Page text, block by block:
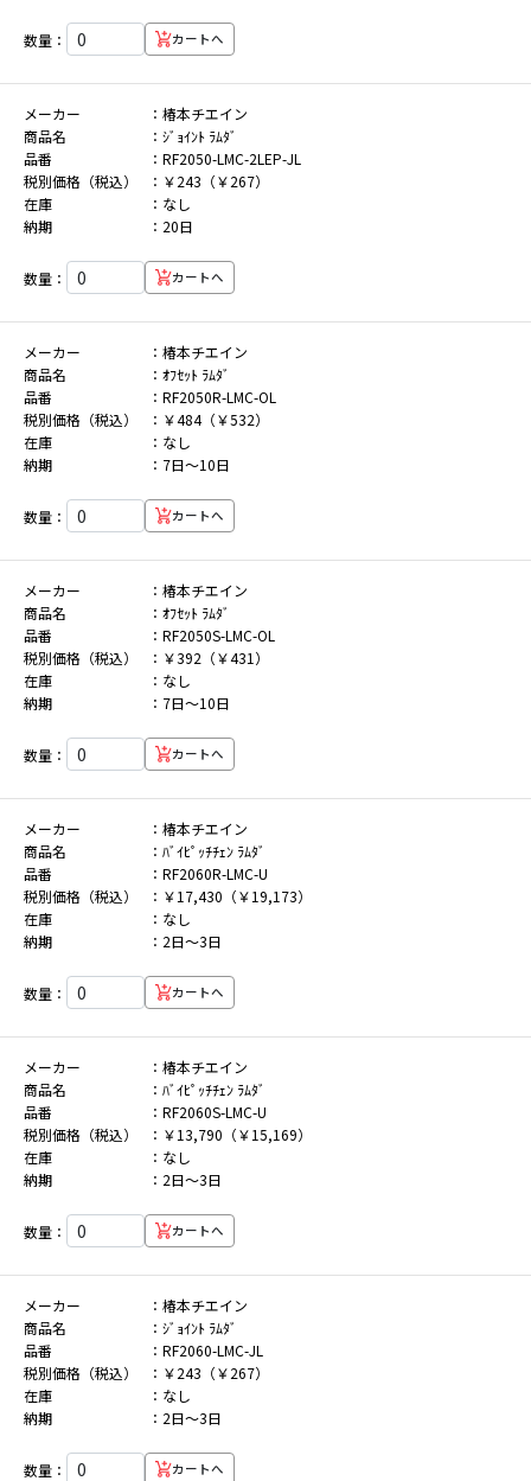
数量： カートへ
メーカー
椿本チエイン
商品名
ｼﾞｮｲﾝﾄ ﾗﾑﾀﾞ
品番
RF2050-LMC-2LEP-JL
税別価格（税込）
￥243（￥267）
在庫
なし
納期
20日
数量： カートへ
メーカー
椿本チエイン
商品名
ｵﾌｾｯﾄ ﾗﾑﾀﾞ
品番
RF2050R-LMC-OL
税別価格（税込）
￥484（￥532）
在庫
なし
納期
7日～10日
数量： カートへ
メーカー
椿本チエイン
商品名
ｵﾌｾｯﾄ ﾗﾑﾀﾞ
品番
RF2050S-LMC-OL
税別価格（税込）
￥392（￥431）
在庫
なし
納期
7日～10日
数量： カートへ
メーカー
椿本チエイン
商品名
ﾊﾞｲﾋﾟｯﾁﾁｪﾝ ﾗﾑﾀﾞ
品番
RF2060R-LMC-U
税別価格（税込）
￥17,430（￥19,173）
在庫
なし
納期
2日～3日
数量： カートへ
メーカー
椿本チエイン
商品名
ﾊﾞｲﾋﾟｯﾁﾁｪﾝ ﾗﾑﾀﾞ
品番
RF2060S-LMC-U
税別価格（税込）
￥13,790（￥15,169）
在庫
なし
納期
2日～3日
数量： カートへ
メーカー
椿本チエイン
商品名
ｼﾞｮｲﾝﾄ ﾗﾑﾀﾞ
品番
RF2060-LMC-JL
税別価格（税込）
￥243（￥267）
在庫
なし
納期
2日～3日
数量： カートへ